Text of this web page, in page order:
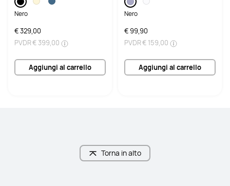
Nero
€ 329,00
PVDR€ 399,00
Aggiungi al carrello
Nero
€ 99,90
PVDR€ 159,00
Aggiungi al carrello
Torna in alto